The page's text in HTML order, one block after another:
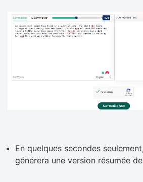
En quelques secondes
générera une version résumée